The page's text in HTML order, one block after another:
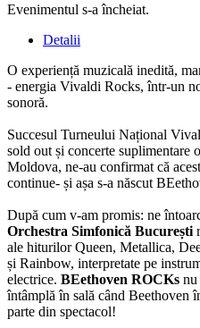
Evenimentul s-a încheiat.
Detalii
O experiență muzicală inedită,
- energia Vivaldi Rocks, într-un
sonoră.
Succesul Turneului Național
sold out și concerte suplimentare
Moldova, ne-au confirmat că
continue- și așa s-a născut
După cum v-am promis: ne
Orchestra Simfonică București
ale hiturilorQueen, Metallica,
și Rainbow, interpretate pe
electrice. BEethoven ROCKs nu
întâmplă în sală când Beethoven
parte din spectacol!